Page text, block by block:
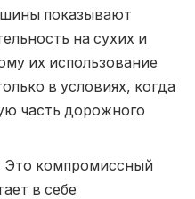
показывают
на сухих и
их использование
в условиях, когда
часть дорожного
Это компромиссный
в себе